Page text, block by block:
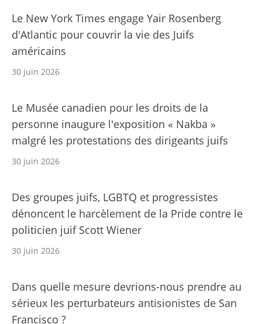
Le New York Times engage Yair Rosenberg
d'Atlantic pour couvrir la vie des Juifs
américains
30 juin 2026
Le Musée canadien pour les droits de la
personne inaugure l'exposition « Nakba »
malgré les protestations des dirigeants juifs
30 juin 2026
Des groupes juifs, LGBTQ et progressistes
dénoncent le harcèlement de la Pride contre le
politicien juif Scott Wiener
30 juin 2026
Dans quelle mesure devrions-nous prendre au
sérieux les perturbateurs antisionistes de San
Francisco ?